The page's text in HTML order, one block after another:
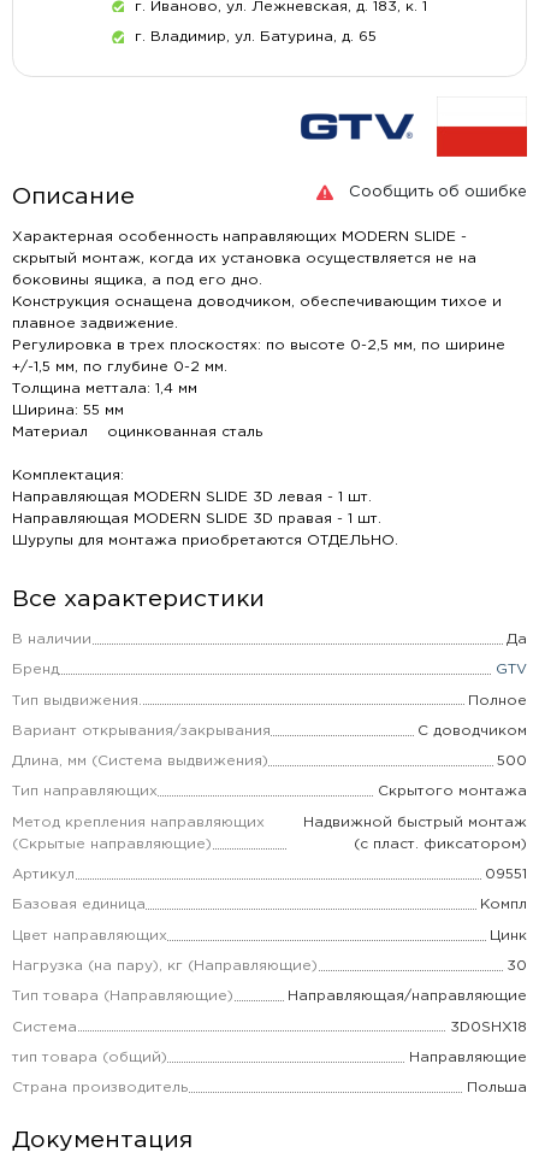
г. Иваново, ул. Лежневская, д. 183, к. 1
г. Владимир, ул. Батурина, д. 65
Сообщить об ошибке
Описание
Характерная особенность направляющих MODERN SLIDE -
скрытый монтаж, когда их установка осуществляется не на
боковины ящика, а под его дно.
Конструкция оснащена доводчиком, обеспечивающим тихое и
плавное задвижение.
Регулировка в трех плоскостях: по высоте 0-2,5 мм, по ширине
+/-1,5 мм, по глубине 0-2 мм.
Толщина меттала: 1,4 мм
Ширина: 55 мм
Материал оцинкованная сталь
Комплектация:
Направляющая MODERN SLIDE 3D левая - 1 шт.
Направляющая MODERN SLIDE 3D правая - 1 шт.
Шурупы для монтажа приобретаются ОТДЕЛЬНО.
Все характеристики
В наличии Да
Бренд GTV
Тип выдвижения. Полное
Вариант открывания/закрывания С доводчиком
Длина, мм (Система выдвижения) 500
Тип направляющих Скрытого монтажа
Метод крепления направляющих
(Скрытые направляющие)
Надвижной быстрый монтаж
(с пласт. фиксатором)
Артикул 09551
Базовая единица Компл
Цвет направляющих Цинк
Нагрузка (на пару), кг (Направляющие) 30
Тип товара (Направляющие) Направляющая/направляющие
Система 3D0SHX18
тип товара (общий) Направляющие
Страна производитель Польша
Документация